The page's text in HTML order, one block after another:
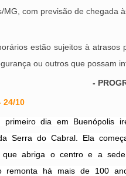
MG, com previsão de chegada
estão sujeitos à atrasos
ou outros que possam
-
24/10
primeiro dia em Buenópolis
Serra do Cabral. Ela
que abriga o centro e a
remonta há mais de 100